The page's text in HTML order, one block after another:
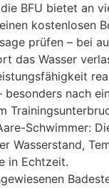
BFU bietet an
kostenlosen
prüfen – bei
das Wasser
besonders nach
Schwimmer:
Wasserstand,
in Echtzeit.